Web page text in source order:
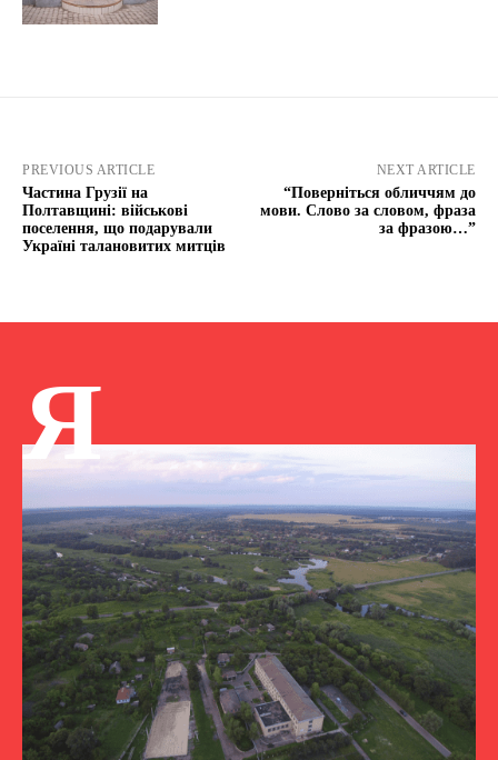
PREVIOUS ARTICLE
Частина Грузії на
Полтавщині: військові
поселення, що подарували
Україні талановитих митців
NEXT ARTICLE
“Поверніться обличчям до
мови. Слово за словом, фраза
за фразою…”
Я